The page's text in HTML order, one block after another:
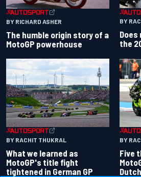
BY RICHARD ASHER
The humble origin story of a
MotoGP powerhouse
BY
Does
the
BY RACHIT THUKRAL
What we learned as
MotoGP's title fight
tightened in German GP
BY
Five